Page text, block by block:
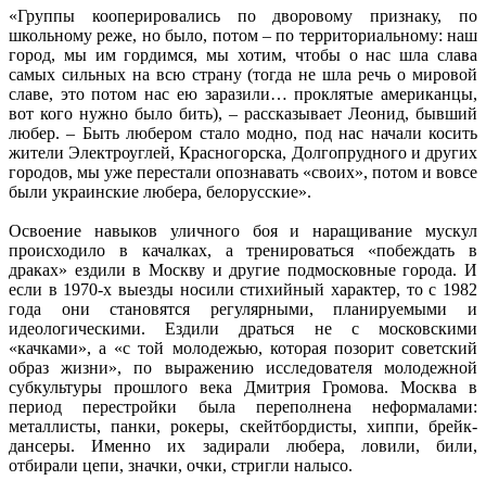
«Группы кооперировались по дворовому признаку, по
школьному реже, но было, потом – по территориальному: наш
город, мы им гордимся, мы хотим, чтобы о нас шла слава
самых сильных на всю страну (тогда не шла речь о мировой
славе, это потом нас ею заразили… проклятые американцы,
вот кого нужно было бить), – рассказывает Леонид, бывший
любер. – Быть любером стало модно, под нас начали косить
жители Электроуглей, Красногорска, Долгопрудного и других
городов, мы уже перестали опознавать «своих», потом и вовсе
были украинские любера, белорусские».
Освоение навыков уличного боя и наращивание мускул
происходило в качалках, а тренироваться «побеждать в
драках» ездили в Москву и другие подмосковные города. И
если в 1970-х выезды носили стихийный характер, то с 1982
года они становятся регулярными, планируемыми и
идеологическими. Ездили драться не с московскими
«качками», а «с той молодежью, которая позорит советский
образ жизни», по выражению исследователя молодежной
субкультуры прошлого века Дмитрия Громова. Москва в
период перестройки была переполнена неформалами:
металлисты, панки, рокеры, скейтбордисты, хиппи, брейк-
дансеры. Именно их задирали любера, ловили, били,
отбирали цепи, значки, очки, стригли налысо.